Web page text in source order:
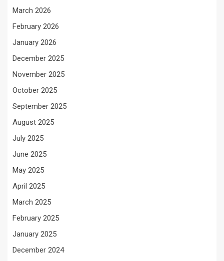
March 2026
February 2026
January 2026
December 2025
November 2025
October 2025
September 2025
August 2025
July 2025
June 2025
May 2025
April 2025
March 2025
February 2025
January 2025
December 2024